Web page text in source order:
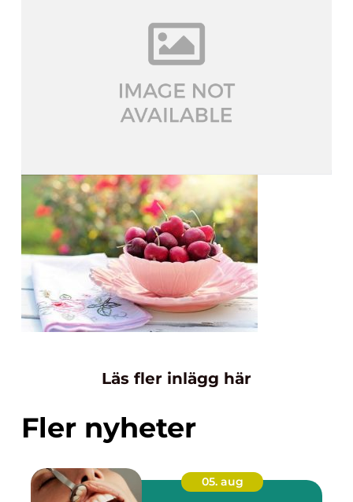
Läs fler inlägg här
Fler nyheter
05. aug